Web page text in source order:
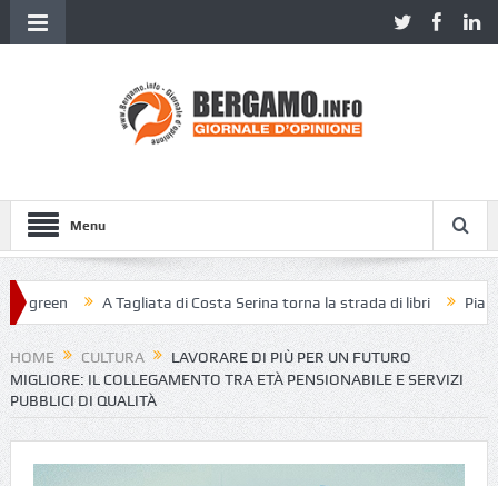
Menu
A Tagliata di Costa Serina torna la strada di libri Piazza
HOME CULTURA
LAVORARE DI PIÙ PER UN FUTURO
MIGLIORE: IL COLLEGAMENTO TRA ETÀ PENSIONABILE E SERVIZI
PUBBLICI DI QUALITÀ